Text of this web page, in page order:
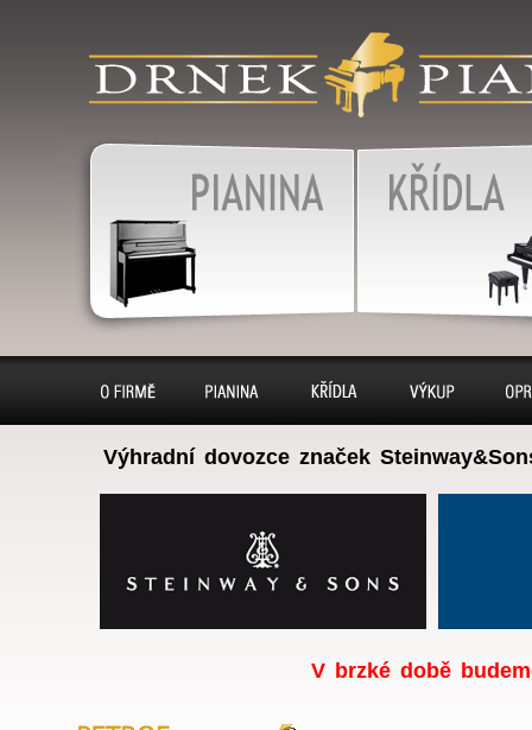
klavír, klavíry, piáno,
pianino, pianina, – piano
výkup, pronájem, servis
Výhradní dovozce značek
V brzké době
O firmě Pianina Klavíry Výkup